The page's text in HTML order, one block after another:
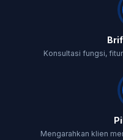
Konsultasi fungsi,
Mengarahkan klien